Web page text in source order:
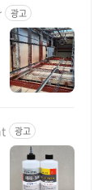
광고
광고